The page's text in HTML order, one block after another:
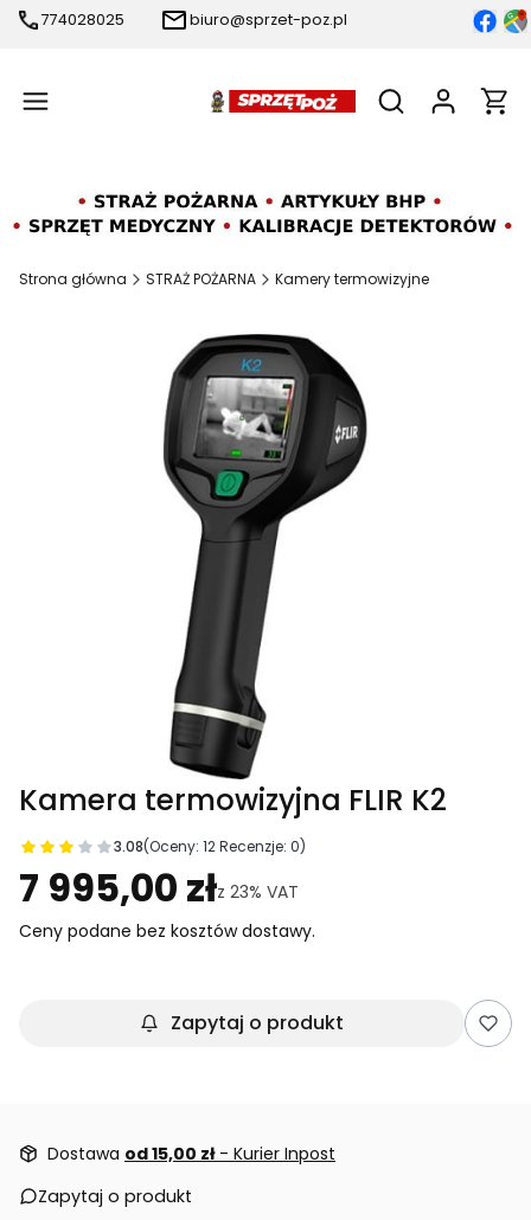
774028025 biuro@sprzet-poz.pl
Otwórz
Strona główna STRAŻ POŻARNA Kamery termowizyjne
Kamera termowizyjna FLIR K2
3.08(Oceny: 12 Recenzje: 0)
Przejdź do sekcji Opinie
7 995,00 złz 23% VAT
Ceny podane bez kosztów dostawy.
Zapytaj o produkt
Dostawa od 15,00 zł - Kurier Inpost
Zapytaj o produkt